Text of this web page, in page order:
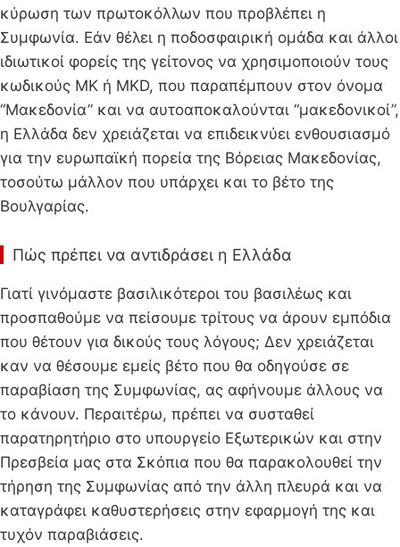
κύρωση των πρωτοκόλλων που προβλέπει η
Συμφωνία. Εάν θέλει η ποδοσφαιρική ομάδα και άλλοι
ιδιωτικοί φορείς της γείτονος να χρησιμοποιούν τους
κωδικούς MK ή MKD, που παραπέμπουν στον όνομα
“Μακεδονία” και να αυτοαποκαλούνται “μακεδονικοί”,
η Ελλάδα δεν χρειάζεται να επιδεικνύει ενθουσιασμό
για την ευρωπαϊκή πορεία της Βόρειας Μακεδονίας,
τοσούτω μάλλον που υπάρχει και το βέτο της
Βουλγαρίας.
Πώς πρέπει να αντιδράσει η Ελλάδα
Γιατί γινόμαστε βασιλικότεροι του βασιλέως και
προσπαθούμε να πείσουμε τρίτους να άρουν εμπόδια
που θέτουν για δικούς τους λόγους; Δεν χρειάζεται
καν να θέσουμε εμείς βέτο που θα οδηγούσε σε
παραβίαση της Συμφωνίας, ας αφήνουμε άλλους να
το κάνουν. Περαιτέρω, πρέπει να συσταθεί
παρατηρητήριο στο υπουργείο Εξωτερικών και στην
Πρεσβεία μας στα Σκόπια που θα παρακολουθεί την
τήρηση της Συμφωνίας από την άλλη πλευρά και να
καταγράφει καθυστερήσεις στην εφαρμογή της και
τυχόν παραβιάσεις.